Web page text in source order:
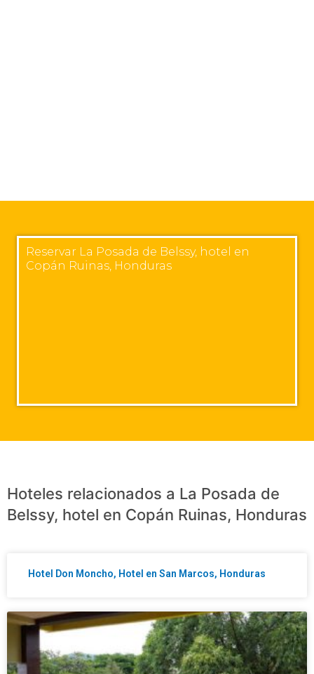
Reservar La Posada de Belssy, hotel en
Copán Ruinas, Honduras
Hoteles relacionados a La Posada de
Belssy, hotel en Copán Ruinas, Honduras
Hotel Don Moncho, Hotel en San Marcos, Honduras